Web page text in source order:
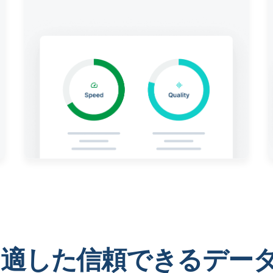
した信頼できるデー